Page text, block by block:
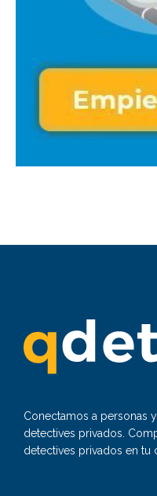
Conectamos a personas
detectives privados.
detectives privados en tu